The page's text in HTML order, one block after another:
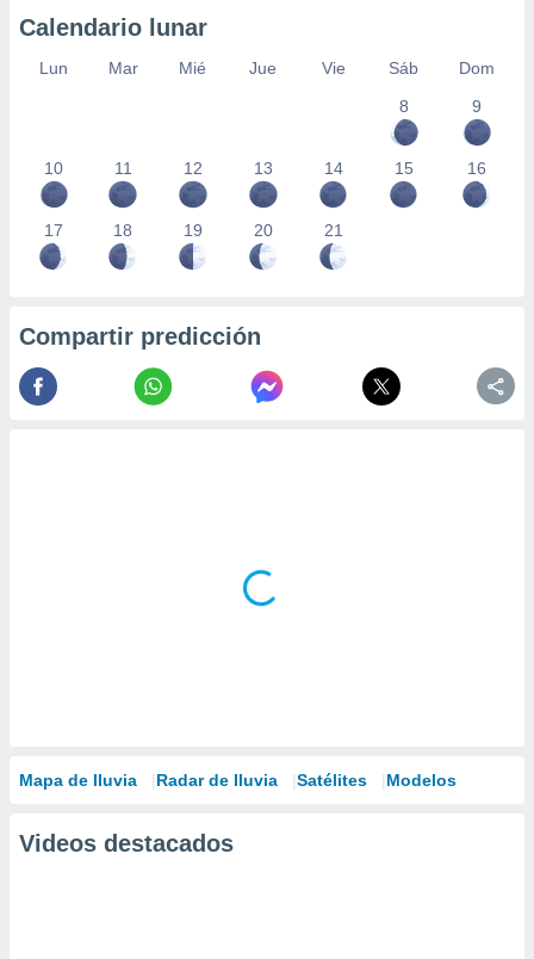
Calendario lunar
Lun Mar Mié Jue Vie Sáb
Dom
8
9
10 11 12 13 14 15 16
17 18 19 20 21
Compartir predicción
Mapa de lluvia Radar de lluvia Satélites Modelos
Videos destacados